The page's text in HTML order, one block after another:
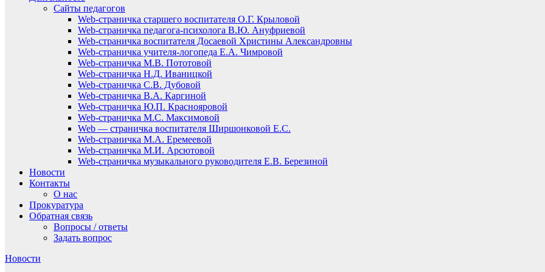
Сайты педагогов
Web-страничка старшего воспитателя О.Г. Крыловой
Web-страничка педагога-психолога В.Ю. Ануфриевой
Web-страничка воспитателя Досаевой Христины Александровны
Web-страничка учителя-логопеда Е.А. Чимровой
Web-страничка М.В. Пототовой
Web-страничка Н.Д. Иваницкой
Web-страничка С.В. Дубовой
Web-страничка В.А. Каргиной
Web-страничка Ю.П. Краснояровой
Web-страничка М.С. Максимовой
Web — страничка воспитателя Ширшонковой Е.С.
Web-страничка М.А. Еремеевой
Web-страничка М.И. Арсютовой
Web-страничка музыкального руководителя Е.В. Березиной
Новости
Контакты
О нас
Прокуратура
Обратная связь
Вопросы / ответы
Задать вопрос
Новости